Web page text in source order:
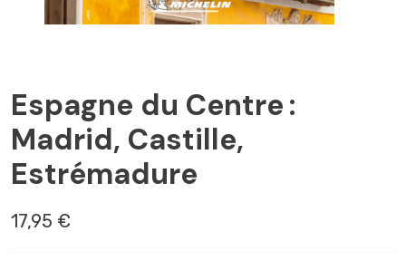
Espagne du Centre :
Madrid, Castille,
Estrémadure
17,95 €